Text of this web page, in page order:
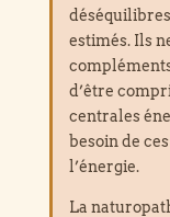
estimés. Ils
d’être
centrales
besoin de
l’énergie.
La